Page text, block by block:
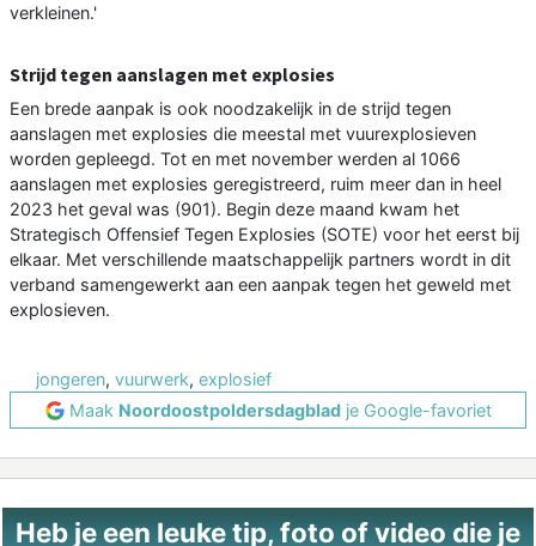
verkleinen.'
Strijd tegen aanslagen met explosies
Een brede aanpak is ook noodzakelijk in de strijd tegen
aanslagen met explosies die meestal met vuurexplosieven
worden gepleegd. Tot en met november werden al 1066
aanslagen met explosies geregistreerd, ruim meer dan in heel
2023 het geval was (901). Begin deze maand kwam het
Strategisch Offensief Tegen Explosies (SOTE) voor het eerst bij
elkaar. Met verschillende maatschappelijk partners wordt in dit
verband samengewerkt aan een aanpak tegen het geweld met
explosieven.
jongeren, vuurwerk, explosief
Maak Noordoostpoldersdagbladje Google-favoriet
Heb je een leuke tip, foto of video die je